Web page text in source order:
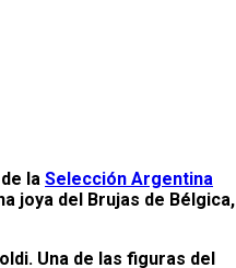
la Selección Argentina
joya del Brujas de Bélgica,
Una de las figuras del